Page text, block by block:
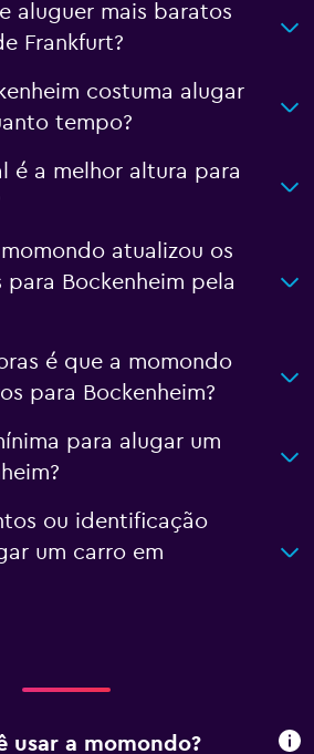
aluguer mais baratos
Frankfurt?
costuma alugar
tempo?
é a melhor altura para
atualizou os
Bockenheim pela
é que a momondo
para Bockenheim?
para alugar um
ou identificação
um carro em
usar a momondo?